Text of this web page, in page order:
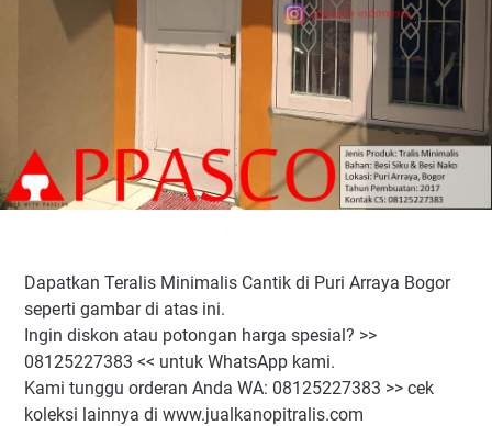
Dapatkan Teralis Minimalis Cantik di Puri Arraya Bogor
seperti gambar di atas ini.
Ingin diskon atau potongan harga spesial? >>
08125227383 << untuk WhatsApp kami.
Kami tunggu orderan Anda WA: 08125227383 >> cek
koleksi lainnya di www.jualkanopitralis.com